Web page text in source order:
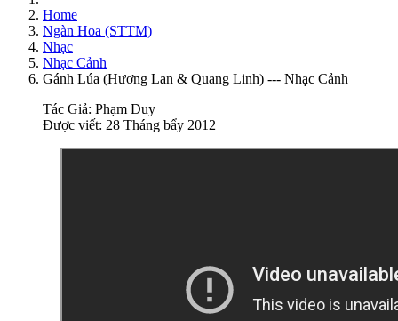
Home
Ngàn Hoa (STTM)
Nhạc
Nhạc Cảnh
Gánh Lúa (Hương Lan & Quang Linh) --- Nhạc Cảnh
Tác Giả: Phạm Duy
Được viết: 28 Tháng bẩy 2012